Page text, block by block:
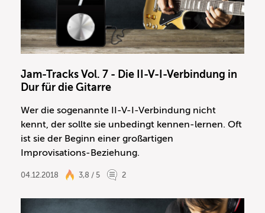
Jam-Tracks Vol. 7 - Die II-V-I-Verbindung in
Dur für die Gitarre
Wer die sogenannte II-V-I-Verbindung nicht
kennt, der sollte sie unbedingt kennen-lernen. Oft
ist sie der Beginn einer großartigen
Improvisations-Beziehung.
04.12.2018 3,8 / 5 2